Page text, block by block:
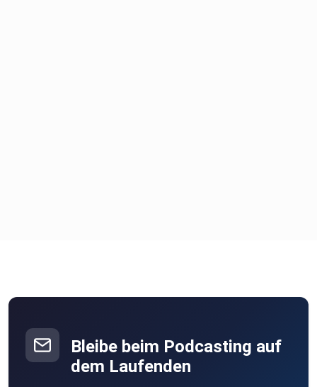
Bleibe beim Podcasting auf
dem Laufenden